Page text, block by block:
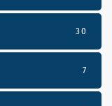
30
7